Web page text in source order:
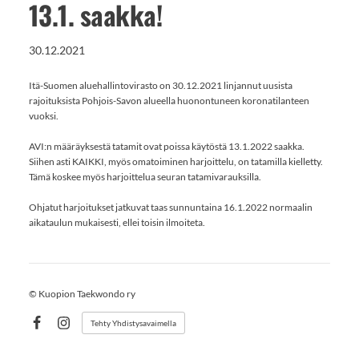
13.1. saakka!
30.12.2021
Itä-Suomen aluehallintovirasto on 30.12.2021 linjannut uusista
rajoituksista Pohjois-Savon alueella huonontuneen koronatilanteen
vuoksi.
AVI:n määräyksestä tatamit ovat poissa käytöstä 13.1.2022 saakka.
Siihen asti KAIKKI, myös omatoiminen harjoittelu, on tatamilla kielletty.
Tämä koskee myös harjoittelua seuran tatamivarauksilla.
Ohjatut harjoitukset jatkuvat taas sunnuntaina 16.1.2022 normaalin
aikataulun mukaisesti, ellei toisin ilmoiteta.
© Kuopion Taekwondo ry
FacebookInstagram
Tehty Yhdistysavaimella